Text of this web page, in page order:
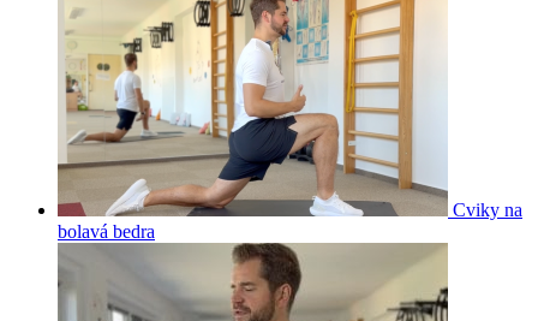
Cviky na
bolavá bedra